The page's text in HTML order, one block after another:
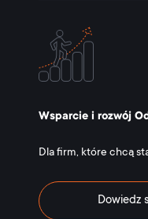
Wsparcie i rozwój
Dla firm, które chcą
Dowiedz